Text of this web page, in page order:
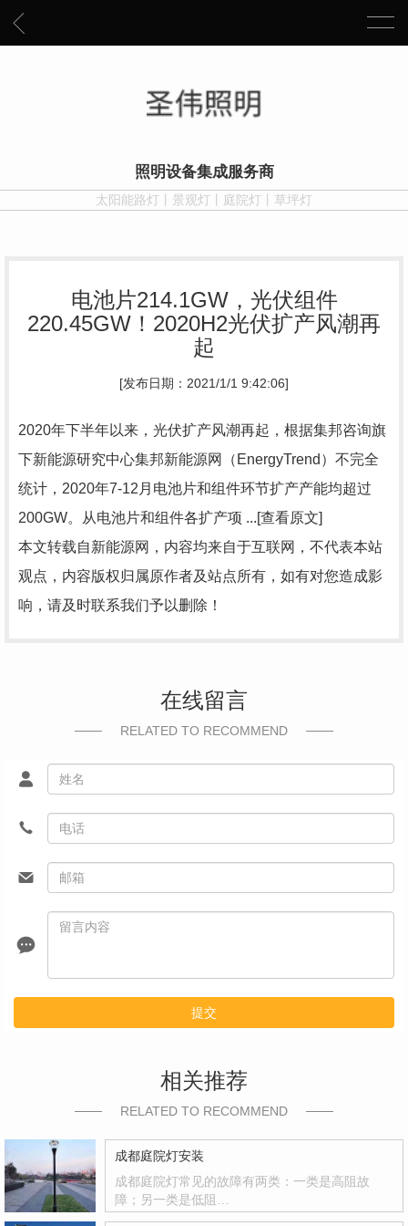
照明设备集成服务商
太阳能路灯丨景观灯丨庭院灯丨草坪灯
电池片214.1GW，光伏组件
220.45GW！2020H2光伏扩产风潮再
起
[发布日期：2021/1/1 9:42:06]
2020年下半年以来，光伏扩产风潮再起，根据集邦咨询旗
下新能源研究中心集邦新能源网（EnergyTrend）不完全
统计，2020年7-12月电池片和组件环节扩产产能均超过
200GW。从电池片和组件各扩产项 ...[查看原文]
本文转载自新能源网，内容均来自于互联网，不代表本站
观点，内容版权归属原作者及站点所有，如有对您造成影
响，请及时联系我们予以删除！
在线留言
RELATED TO RECOMMEND
提交
相关推荐
RELATED TO RECOMMEND
成都庭院灯安装
成都庭院灯常见的故障有两类：一类是高阻故
障；另一类是低阻…